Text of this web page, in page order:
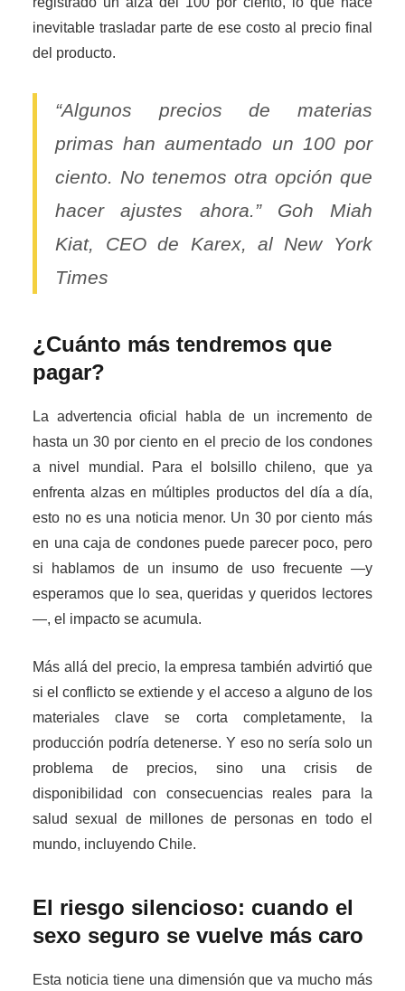
inevitable trasladar parte de ese costo al precio final
del producto.
“Algunos precios de materias
primas han aumentado un 100 por
ciento. No tenemos otra opción que
hacer ajustes ahora.” Goh Miah
Kiat, CEO de Karex, al New York
Times
¿Cuánto más tendremos que
pagar?
La advertencia oficial habla de un incremento de
hasta un 30 por ciento en el precio de los condones
a nivel mundial. Para el bolsillo chileno, que ya
enfrenta alzas en múltiples productos del día a día,
esto no es una noticia menor. Un 30 por ciento más
en una caja de condones puede parecer poco, pero
si hablamos de un insumo de uso frecuente —y
esperamos que lo sea, queridas y queridos lectores
—, el impacto se acumula.
Más allá del precio, la empresa también advirtió que
si el conflicto se extiende y el acceso a alguno de los
materiales clave se corta completamente, la
producción podría detenerse. Y eso no sería solo un
problema de precios, sino una crisis de
disponibilidad con consecuencias reales para la
salud sexual de millones de personas en todo el
mundo, incluyendo Chile.
El riesgo silencioso: cuando el
sexo seguro se vuelve más caro
Esta noticia tiene una dimensión que va mucho más